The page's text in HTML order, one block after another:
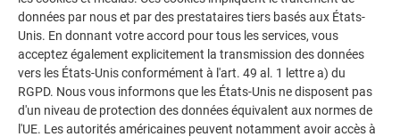
La galerie de références PREFA démontre la
polyvalence de l’aluminium. Découvrez d’autres projets
impressionnants avec les solutions en aluminium
durables de PREFA pour toitures, systèmes solaires et
façades.
données par nous et par des prestataires tiers basés aux États-
Unis. En donnant votre accord pour tous les services, vous
acceptez également explicitement la transmission des données
vers les États-Unis conformément à l'art. 49 al. 1 lettre a) du
RGPD. Nous vous informons que les États-Unis ne disposent pas
d'un niveau de protection des données équivalent aux normes de
l'UE. Les autorités américaines peuvent notamment avoir accès à